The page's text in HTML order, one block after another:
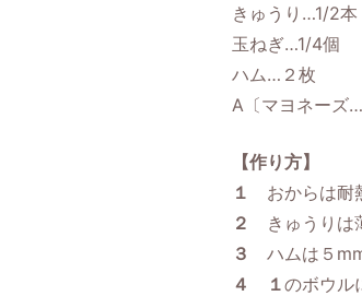
きゅうり…1/2本
玉ねぎ…1/4個
ハム…２枚
A〔マヨネーズ
【作り方】
１
おからは耐
２
きゅうりは
３
ハムは５
４
１のボウル